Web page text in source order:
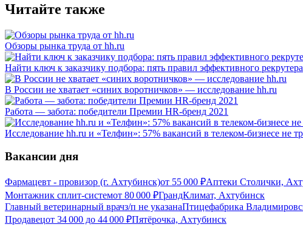
Читайте также
Обзоры рынка труда от hh.ru
Найти ключ к заказчику подбора: пять правил эффективного рекрутера
В России не хватает «синих воротничков» — исследование hh.ru
Работа — забота: победители Премии HR-бренд 2021
Исследование hh.ru и «Телфин»: 57% вакансий в телеком-бизнесе не
Вакансии дня
Фармацевт - провизор (г. Ахтубинск)от 55 000 ₽Аптеки Столички,
Монтажник сплит-системот 80 000 ₽ГрандКлимат, Ахтубинск
Главный ветеринарный врачз/п не указанаПтицефабрика
Продавецот 34 000 до 44 000 ₽Пятёрочка, Ахтубинск